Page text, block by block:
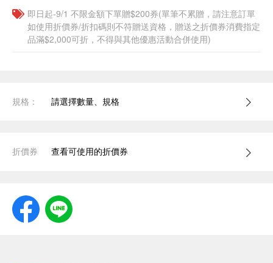
即日起-9/1 不限金額下單贈$200券(單筆不累贈，請注意訂單
如使用折價券/折扣碼則不符贈送資格，贈送之折價券消費指定
品滿$2,000可折，不得與其他優惠活動合併使用)
規格： 請選擇數量、規格
折價券 查看可使用的折價券